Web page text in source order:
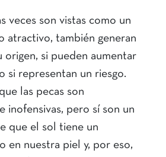
veces son vistas como un
atractivo, también generan
origen, si pueden aumentar
si representan un riesgo.
las pecas son
inofensivas, pero sí son un
que el sol tiene un
en nuestra piel y, por eso,